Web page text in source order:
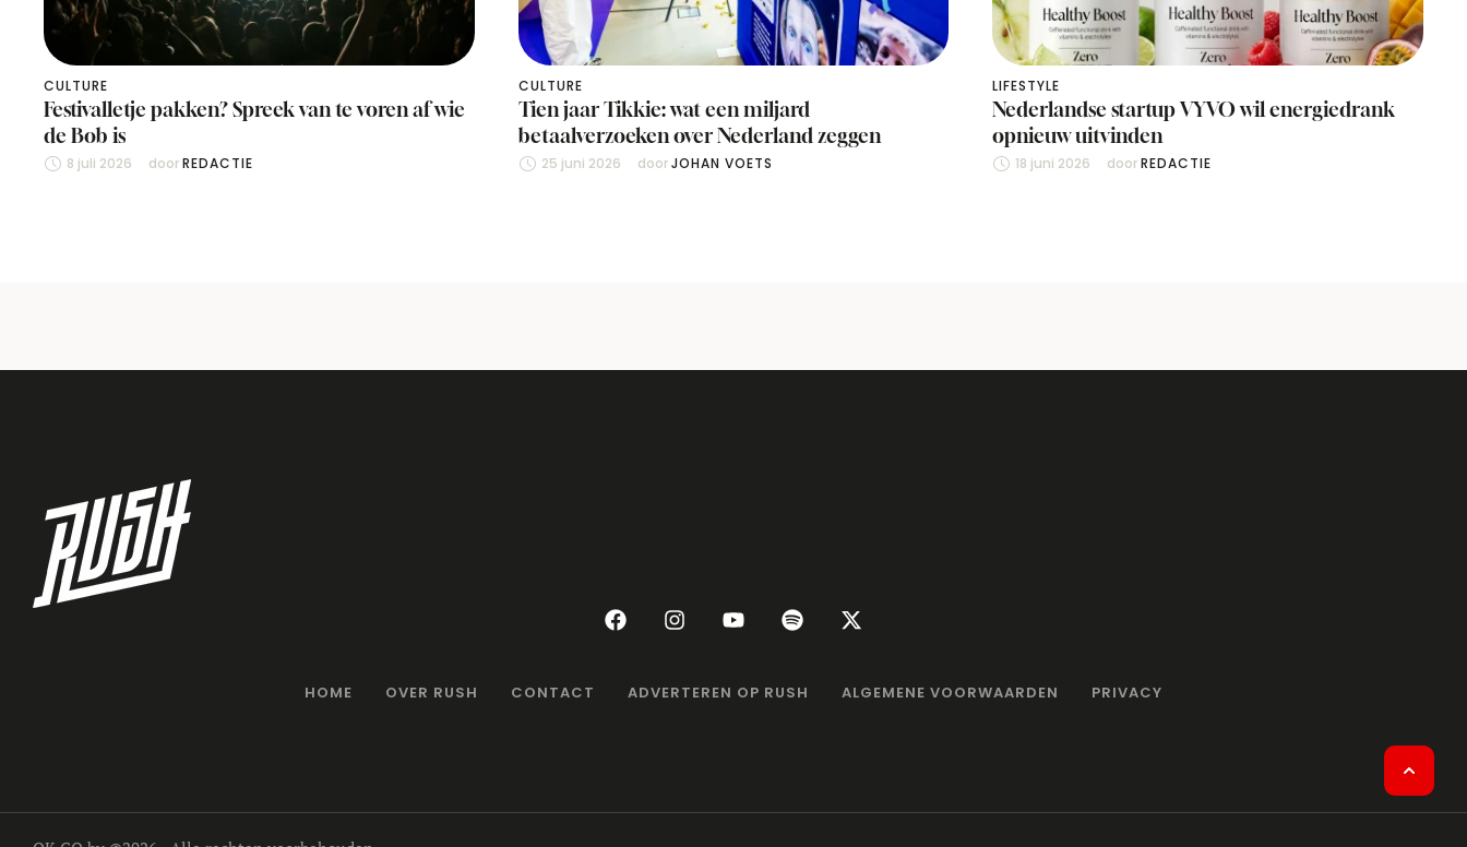
CULTURE
Festivalletje pakken? Spreek van te voren af wie
de Bob is
8 juli 2026 door REDACTIE
CULTURE
Tien jaar Tikkie: wat een miljard
betaalverzoeken over Nederland zeggen
25 juni 2026 door JOHAN VOETS
LIFESTYLE
Nederlandse startup VYVO wil energiedrank
opnieuw uitvinden
18 juni 2026 door REDACTIE
HOME OVER RUSH CONTACT ADVERTEREN OP RUSH ALGEMENE VOORWAARDEN PRIVACY